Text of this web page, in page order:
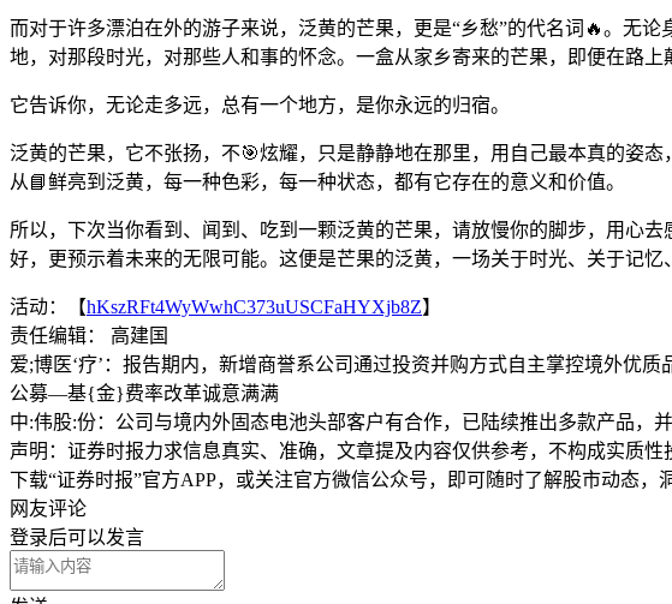
而对于许多漂泊在外的游子来说，泛黄的芒果，更是“乡愁”的代名词🔥。无
地，对那段时光，对那些人和事的怀念。一盒从家乡寄来的芒果，即便在路
它告诉你，无论走多远，总有一个地方，是你永远的归宿。
泛黄的芒果，它不张扬，不🎯炫耀，只是静静地在那里，用自己最本真的姿
从📘鲜亮到泛黄，每一种色彩，每一种状态，都有它存在的意义和价值。
所以，下次当你看到、闻到、吃到一颗泛黄的芒果，请放慢你的脚步，用心
好，更预示着未来的无限可能。这便是芒果的泛黄，一场关于时光、关于记忆
活动：【hKszRFt4WyWwhC373uUSCFaHYXjb8Z】
责任编辑： 高建国
爱;博医‘疗’：报告期内，新增商誉系公司通过投资并购方式自主掌控境外优质
公募—基{金}费率改革诚意满满
中:伟股:份：公司与境内外固态电池头部客户有合作，已陆续推出多款产品，
声明：证券时报力求信息真实、准确，文章提及内容仅供参考，不构成实质性
下载“证券时报”官方APP，或关注官方微信公众号，即可随时了解股市动态，
网友评论
登录后可以发言